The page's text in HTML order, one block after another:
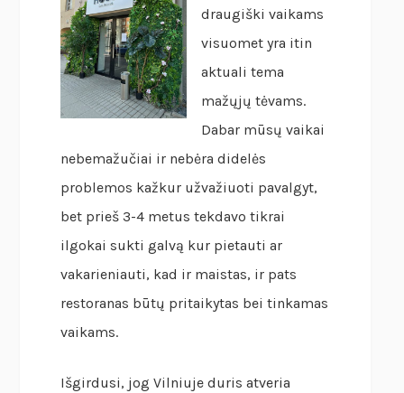
draugiški vaikams
visuomet yra itin
aktuali tema
mažųjų tėvams.
Dabar mūsų vaikai
nebemažučiai ir nebėra didelės
problemos kažkur užvažiuoti pavalgyt,
bet prieš 3-4 metus tekdavo tikrai
ilgokai sukti galvą kur pietauti ar
vakarieniauti, kad ir maistas, ir pats
restoranas būtų pritaikytas bei tinkamas
vaikams.
Išgirdusi, jog Vilniuje duris atveria